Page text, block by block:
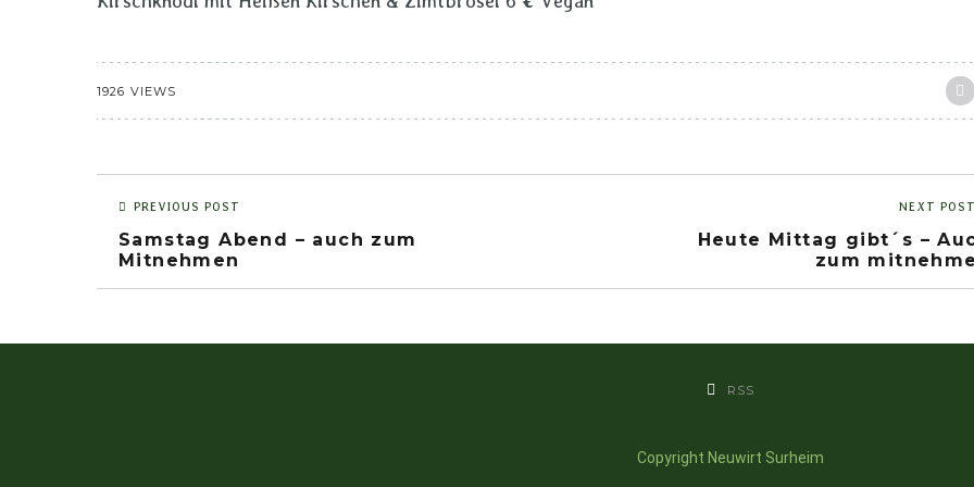
1926 VIEWS
PREVIOUS POST
Samstag Abend – auch zum
Mitnehmen
NEXT POST
Heute Mittag gibt´s –
zum
RSS
Copyright Neuwirt Surheim